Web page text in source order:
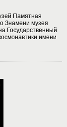
Памятная
Знамени музея
Государственный
имени